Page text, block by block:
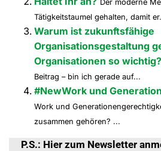
Der moderne
Tätigkeitstaumel gehalten, damit
Warum ist zukunftsfähige
Organisationsgestaltung
Organisationen so wichtig?
Beitrag – bin ich gerade auf...
#NewWork und
Work und
zusammen gehören? ...
P.S.: Hier zum Newsletter